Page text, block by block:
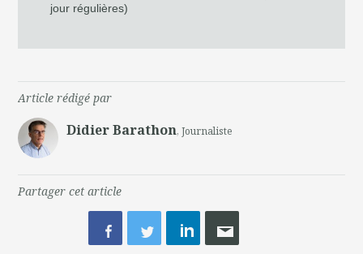
jour régulières)
Article rédigé par
Didier Barathon, Journaliste
Partager cet article